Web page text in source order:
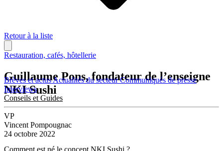
Brèves et actusActualités du secteurCommuniqués de presse
Interviews
Conseils et Guides
Retour à la liste
Restauration, cafés, hôtellerie
Guillaume Pons, fondateur de l’enseigne
NKI Sushi
VP
Vincent Pompougnac
24 octobre 2022
Comment est né le concept NKI Sushi ?